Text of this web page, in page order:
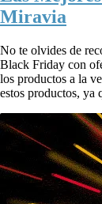
Miravia
No te olvides de
Black Friday con
los productos a la
estos productos, ya